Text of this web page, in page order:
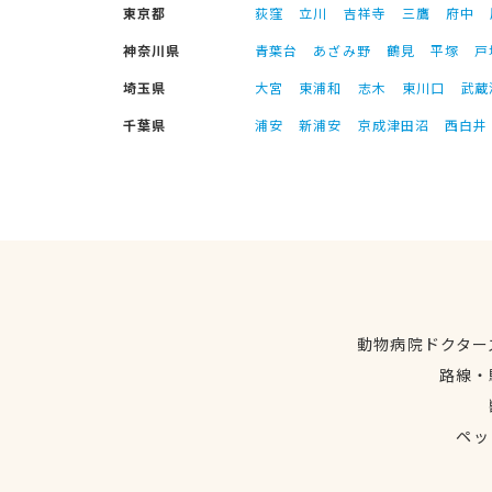
東京都 荻窪 立川 吉祥寺 三鷹 府中
神奈川県
青葉台 あざみ野 鶴見 平塚
埼玉県
大宮 東浦和 志木 東川口
武
千葉県
浦安 新浦安 京成津田沼 西白井
動物病院ドクタ
路線
ペ